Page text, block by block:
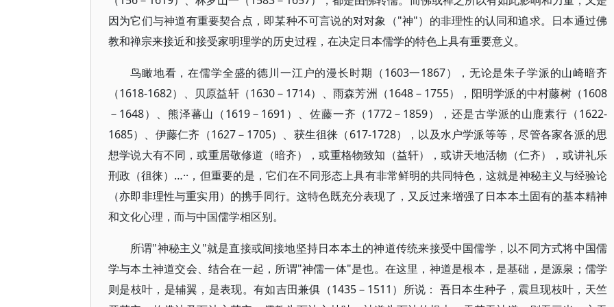
因为它们与神道有重要契合点，即某种不可言说的对对象（"神"）的非理性的认同和追求。日本通过佛
教和禅宗来接近和接受家明理学的历史过程，在决定日本儒学的特色上具有重要意义。
鸟瞰地看，在儒学全盛的德川一江户的漫长时期（1603一1867），无论是朱子学派的山崎暗齐
（1618-1682）、贝原益轩（1630－1714）、雨森芳洲（1648－1755），阳明学派的中村藤树（1608
－1648）、熊泽蕃山（1619－1691）、佐藤一齐（1772－1859），还是古学派的山鹿素行（1622-
1685）、伊藤仁齐（1627－1705）、获生徂徕（617-1728），以及水户学派等等，尽管各家各派的思
想学说大有不同，或重居敬修道（暗齐），或重格物致知（益轩），或讲天地活物（仁齐），或讲礼乐
刑政（徂徕）…··，但重要的是，它们在不同形态上具有非常鲜明的共同特色，这就是神秘主义与经验论
（亦即非理性与重实用）的携手同行。这特色既充分表现了，又反过来增强了日本本土固有的基本精神
和文化心理，而与中国儒学相区别。
所谓"神秘主义"就是直接或间接地坚持日本本土的神道传统来接受中国儒学，以不同方式将中国儒
学与本土神道交会、结合在一起，所谓"神儒一体"是也。在这里，神道是根本，是基础，是源泉；儒学
则是枝叶，是辅翼，是表现。有如吉田兼俱（1435－1511）所说： 吾日本生种子，震旦现枝叶，天竺